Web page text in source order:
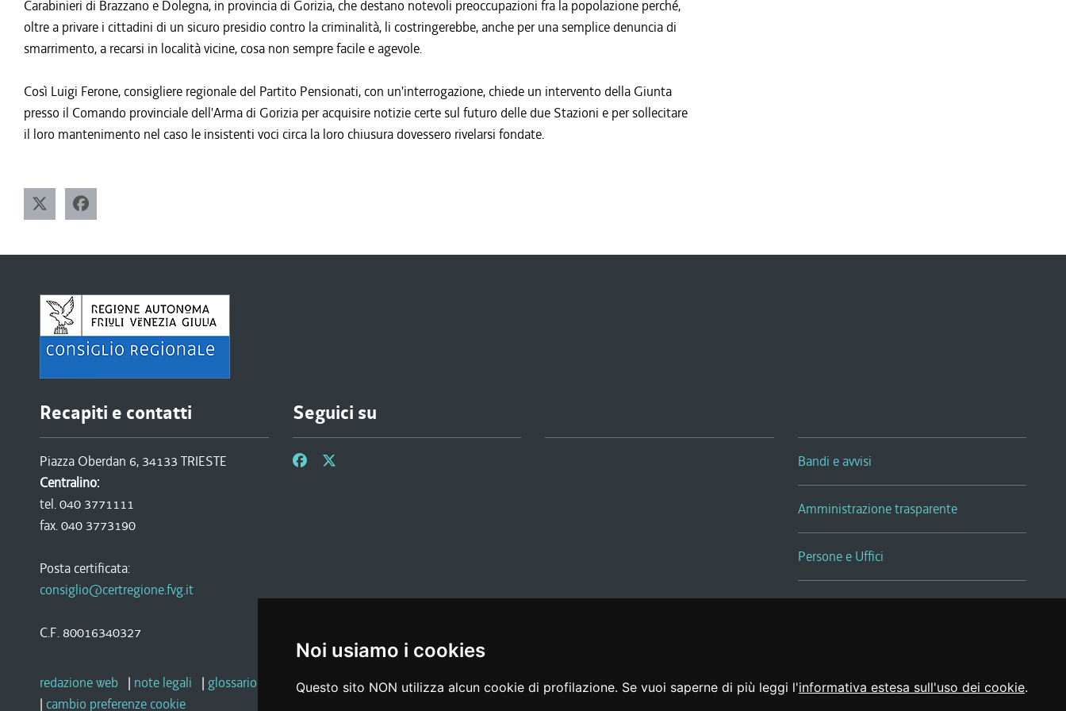
Noi usiamo i cookies
Questo sito NON utilizza alcun cookie di profilazione. Se vuoi saperne di più leggi l'informativa estesa sull'uso dei cookie.
Carabinieri di Brazzano e Dolegna, in provincia di Gorizia, che destano notevoli preoccupazioni fra la popolazione perché,
oltre a privare i cittadini di un sicuro presidio contro la criminalità, li costringerebbe, anche per una semplice denuncia di
smarrimento, a recarsi in località vicine, cosa non sempre facile e agevole.
Così Luigi Ferone, consigliere regionale del Partito Pensionati, con un'interrogazione, chiede un intervento della Giunta
presso il Comando provinciale dell'Arma di Gorizia per acquisire notizie certe sul futuro delle due Stazioni e per sollecitare
il loro mantenimento nel caso le insistenti voci circa la loro chiusura dovessero rivelarsi fondate.
Recapiti e contatti
Piazza Oberdan 6, 34133 TRIESTE
Centralino:
tel. 040 3771111
fax. 040 3773190
Posta certificata:
consiglio@certregione.fvg.it
C.F. 80016340327
Seguici su
Bandi e avvisi
Amministrazione trasparente
Persone e Uffici
Sala Tiziano Tessitori
redazione web | note legali | glossario privacy |social media policy | dichiarazione di accessibilità | feedback
| cambio preferenze cookie
Realizzato da